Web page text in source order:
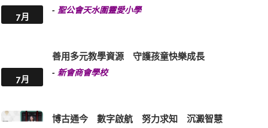
7月
- 聖公會天水圍靈愛小學
7月
善用多元教學資源 守護孩童快樂成長
- 新會商會學校
博古通今 數字啟航 努力求知 沉澱智慧